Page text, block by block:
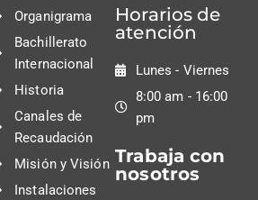
Organigrama
Bachillerato
Internacional
Historia
Canales de
Recaudación
Misión y Visión
Instalaciones
Horarios de
atención
Lunes - Viernes
8:00 am - 16:00
pm
Trabaja con
nosotros